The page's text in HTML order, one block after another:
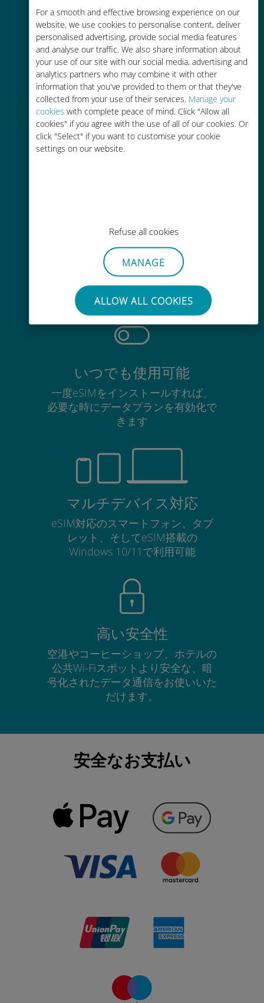
For a smooth and effective browsing experience on our
website, we use cookies to personalise content, deliver
personalised advertising, provide social media features
and analyse our traffic. We also share information about
your use of our site with our social media, advertising and
analytics partners who may combine it with other
information that you've provided to them or that they've
collected from your use of their services. Manage your
cookies with complete peace of mind. Click "Allow all
cookies" if you agree with the use of all of our cookies. Or
click "Select" if you want to customise your cookie
settings on our website.
Refuse all cookies
MANAGE
ALLOW ALL COOKIES
お客様が普段お使いのキャリアでロ
ーミングサービスを使った場合に比
べて最大で90％の節約が可能です。
かんたん追加購入
Wi-Fiやデータ残量がなくても、
手間いらず
使用中のSIMカードを抜き差しする
必要はありません
いつでも使用可能
一度eSIMをインストールすれば、
必要な時にデータプランを有効化で
きます
マルチデバイス対応
eSIM対応のスマートフォン、タブ
レット、そしてeSIM搭載の
Windows 10/11で利用可能
高い安全性
空港やコーヒーショップ、ホテルの
公共Wi-Fiスポットより安全な、暗
号化されたデータ通信をお使いいた
だけます。
安全なお支払い